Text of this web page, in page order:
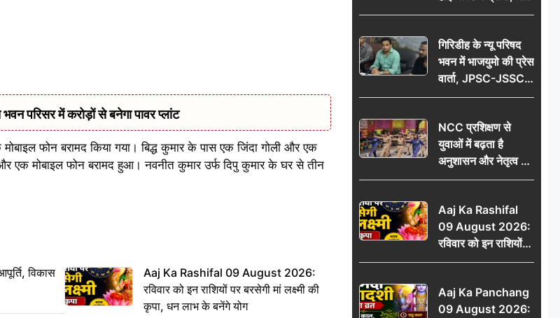
परिसर में करोड़ों से बनेगा पावर प्लांट
फोन बरामद किया गया। बिद्ध कुमार के पास एक जिंदा गोली और एक
एक मोबाइल फोन बरामद हुआ। नवनीत कुमार उर्फ दिपु कुमार के घर से तीन
विकास
Aaj Ka Rashifal 09 August 2026:
रविवार को इन राशियों पर बरसेगी मां लक्ष्मी की
कृपा, धन लाभ के बनेंगे योग
पर चाकू रख बोला- CM
वायरल
गिरिडीह के न्यू परिषद
भवन में भाजयुमो की प्रेस
वार्ता, JPSC-JSSC
पेपर लीक के विरोध में
विधानसभा घेराव का
ऐलान
NCC प्रशिक्षण से
युवाओं में बढ़ता है
अनुशासन और नेतृत्व का
गुण: डॉ. जी.एन. खान
Aaj Ka Rashifal
09 August 2026:
रविवार को इन राशियों
पर बरसेगी मां लक्ष्मी की
योग
Aaj Ka Panchang
09 August 2026: